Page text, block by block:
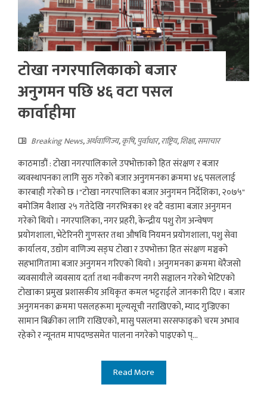
टाेखा नगरपालिकाकाे बजार
अनुगमन पछि ४६ वटा पसल
कार्वाहीमा
Breaking News,अर्थवाणिज्य,कृषि,पुर्वाधार,राष्ट्रिय,शिक्षा,समाचार
काठमाडौं : टोखा नगरपालिकाले उपभोक्ताको हित संरक्षण र बजार
व्यवस्थापनका लागि सुरु गरेको बजार अनुगमनका क्रममा ४६ पसललाई
कारबाही गरेको छ ।"टोखा नगरपालिका बजार अनुगमन निर्देशिका, २०७५"
बमोजिम वैशाख २५ गतेदेखि नगरभित्रका ११ वटै वडामा बजार अनुगमन
गरेको थियो । नगरपालिका, नगर प्रहरी, केन्द्रीय पशु रोग अन्वेषण
प्रयोगशाला, भेटेरिनरी गुणस्तर तथा औषधि नियमन प्रयोगशाला, पशु सेवा
कार्यालय, उद्योग वाणिज्य सङ्घ टोखा र उपभोक्ता हित संरक्षण मञ्चको
सहभागितामा बजार अनुगमन गरिएको थियो । अनुगमनका क्रममा धेरैजसो
व्यवसायीले व्यवसाय दर्ता तथा नवीकरण नगरी सञ्चालन गरेको भेटिएको
टोखाका प्रमुख प्रशासकीय अधिकृत कमल भट्टराईले जानकारी दिए । बजार
अनुगमनका क्रममा पसलहरूमा मूल्यसूची नराखिएको, म्याद गुज्रिएका
सामान बिक्रीका लागि राखिएको, मासु पसलमा सरसफाइको चरम अभाव
रहेको र न्यूनतम मापदण्डसमेत पालना नगरेको पाइएको प्...
Read More